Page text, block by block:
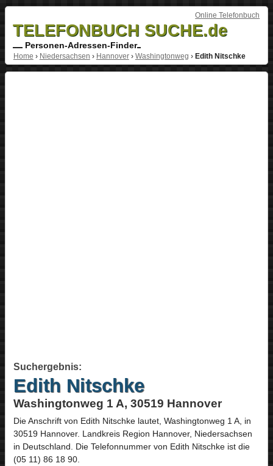
Online Telefonbuch
TELEFONBUCH SUCHE.de
Personen-Adressen-Finder
Home › Niedersachsen › Hannover› Washingtonweg › Edith Nitschke
Suchergebnis:
Edith Nitschke
Washingtonweg 1 A, 30519 Hannover
Die Anschrift von Edith Nitschkelautet, Washingtonweg 1 A, in
30519 Hannover. Landkreis Region Hannover, Niedersachsen
in Deutschland. Die Telefonnummer von Edith Nitschke ist die
(05 11) 86 18 90.